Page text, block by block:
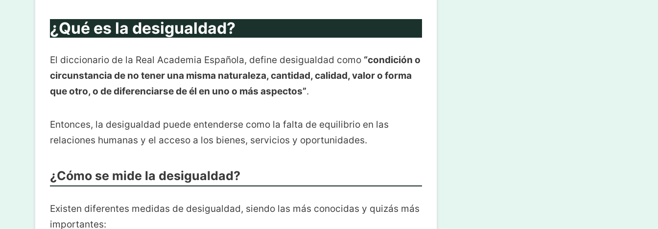
¿Qué es la desigualdad?
El diccionario de la Real Academia Española, define desigualdad como “condición o
circunstancia de no tener una misma naturaleza, cantidad, calidad, valor o forma
que otro, o de diferenciarse de él en uno o más aspectos”.
Entonces, la desigualdad puede entenderse como la falta de equilibrio en las
relaciones humanas y el acceso a los bienes, servicios y oportunidades.
¿Cómo se mide la desigualdad?
Existen diferentes medidas de desigualdad, siendo las más conocidas y quizás más
importantes: